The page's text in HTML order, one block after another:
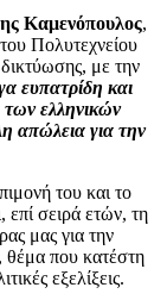
Καμενόπουλος,
Πολυτεχνείου
με την
ευπατρίδη και
ελληνικών
απώλεια για την
του και το
επί σειρά ετών, τη
μας για την
θέμα που κατέστη
εξελίξεις.